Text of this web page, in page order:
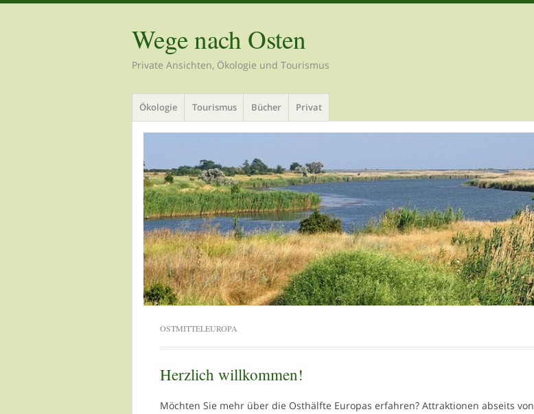
Wege nach Osten
Private Ansichten, Ökologie und Tourismus
Menü
Zum
Inhalt
springen
Ökologie Tourismus Bücher Privat
OSTMITTELEUROPA
Herzlich willkommen!
Möchten Sie mehr über die Osthälfte Europas erfahren? Attraktionen abseits von